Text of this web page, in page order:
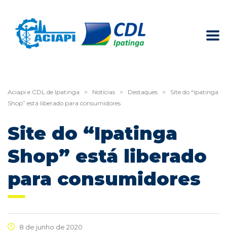
Aciapi e CDL de Ipatinga > Notícias > Destaques >
Site do “Ipatinga
Shop” está liberado para consumidores
Site do “Ipatinga
Shop” está liberado
para consumidores
8 de junho de 2020